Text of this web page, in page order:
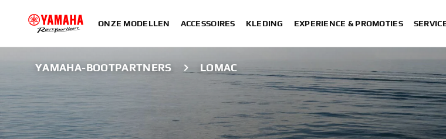
ONZE MODELLEN ACCESSOIRES KLEDING EXPERIENCE & PROMOTIES
YAMAHA-BOOTPARTNERS LOMAC